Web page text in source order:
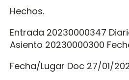
Hechos.
Entrada 20230000347
Asiento 20230000300
Fecha/Lugar Doc 27/01/